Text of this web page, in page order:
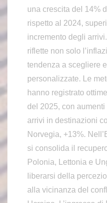
una crescita del 14%
rispetto al 2024,
incremento degli
riflette non solo
tendenza a scegliere
personalizzate. Le
hanno registrato
del 2025, con
arrivi in destinazioni
Norvegia, +13%.
si consolida il
Polonia, Lettonia e
liberarsi della
alla vicinanza del